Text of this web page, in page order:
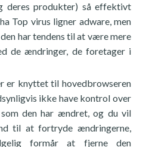
deres produkter) så effektivt
Top virus ligner adware, men
har tendens til at være mere
de ændringer, de foretager i
er knyttet til hovedbrowseren
ikke have kontrol over
den har ændret, og du vil
til at fortryde ændringerne,
formår at fjerne den